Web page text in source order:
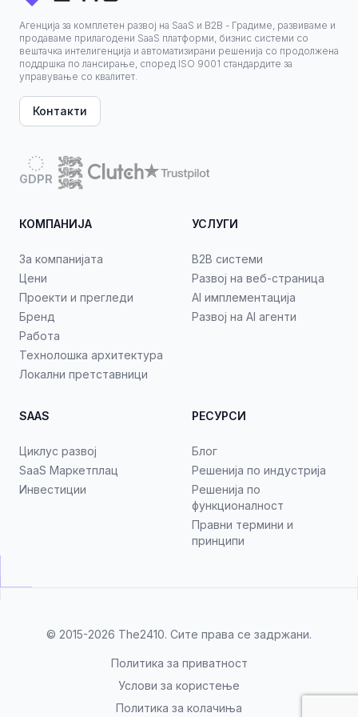
Агенција за комплетен развој на SaaS и B2B - Градиме, развиваме и
продаваме прилагодени SaaS платформи, бизнис системи со
вештачка интелигенција и автоматизирани решенија со продолжена
поддршка по лансирање, според ISO 9001 стандардите за
управување со квалитет.
Контакти
GDPR
КОМПАНИЈА
За компанијата
Цени
Проекти и прегледи
Бренд
Работа
Технолошка архитектура
Локални претставници
УСЛУГИ
B2B системи
Развој на веб-страница
AI имплементација
Развој на AI агенти
SAAS
Циклус развој
SaaS Маркетплац
Инвестиции
РЕСУРСИ
Блог
Решенија по индустрија
Решенија по
функционалност
Правни термини и
принципи
© 2015-2026 The2410. Сите права се задржани.
Политика за приватност
Услови за користење
Политика за колачиња